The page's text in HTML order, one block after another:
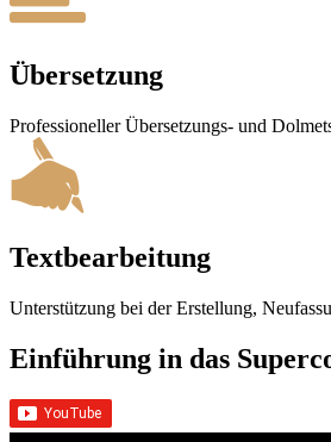
Übersetzung
Professioneller Übersetzungs- und
Textbearbeitung
Unterstützung bei der Erstellung,
Einführung in das